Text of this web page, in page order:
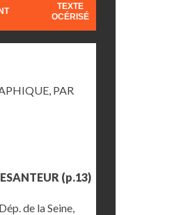
TEXTE
OCÉRISÉ
PAR
(p.13)
de la Seine,